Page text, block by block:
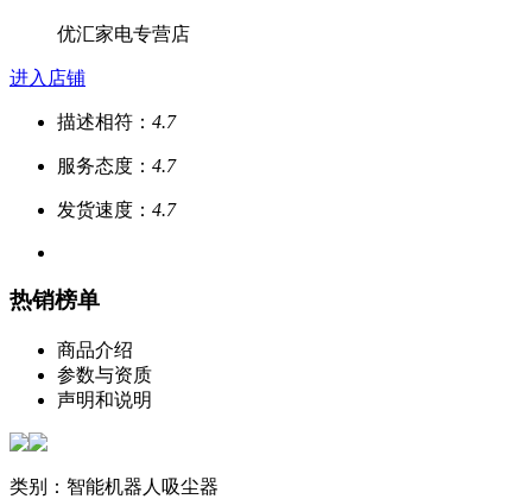
优汇家电专营店
进入店铺
描述相符： 4.7
服务态度： 4.7
发货速度： 4.7
热销榜单
商品介绍
参数与资质
声明和说明
类别：智能机器人吸尘器